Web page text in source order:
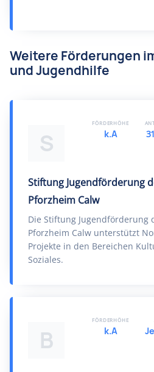
Weitere Förderungen
und Jugendhilfe
S
Stiftung Jugendförderung
Pforzheim Calw
Die Stiftung Jugendförderung
Pforzheim Calw unterstützt
Projekte in den Bereichen
Soziales.
FÖRDERHÖHE
k.A
B
FÖRDERHÖHE
k.A